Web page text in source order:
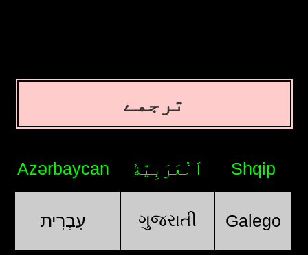
ترجمے
Shqip اَلْعَرَبِيَّةُ Azərbaycan
Galego
ગુજરાતી עִבְרִית